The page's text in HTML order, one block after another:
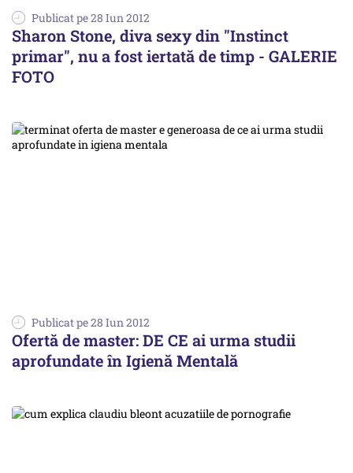
Publicat pe 28 Iun 2012
Sharon Stone, diva sexy din "Instinct
primar", nu a fost iertată de timp - GALERIE
FOTO
Publicat pe 28 Iun 2012
Ofertă de master: DE CE ai urma studii
aprofundate în Igienă Mentală